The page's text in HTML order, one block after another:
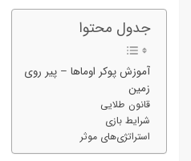
جدول محتوا
آموزش پوکر اوماها – پیر روی
زمین
قانون طلایی
شرایط بازی
استراتژی‌های موثر